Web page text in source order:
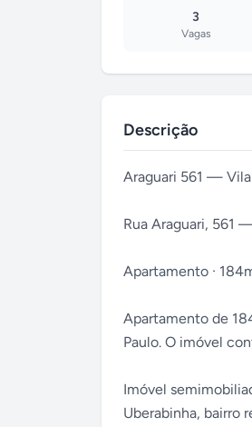
3
Vagas
Descrição
Araguari 561 —
Rua Araguari, 561
Apartamento ·
Apartamento de
Paulo. O imóvel
Imóvel
Uberabinha, bairro